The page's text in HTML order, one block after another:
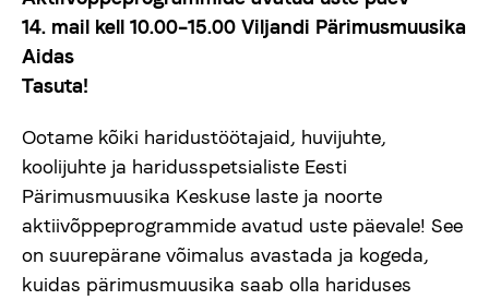
Anneta
Vaegnägijale
Est Eng
14. mail kell 10.00–15.00 Viljandi Pärimusmuusika
Aidas
Tasuta!
Ootame kõiki haridustöötajaid, huvijuhte,
koolijuhte ja haridusspetsialiste Eesti
Pärimusmuusika Keskuse laste ja noorte
aktiivõppeprogrammide avatud uste päevale! See
on suurepärane võimalus avastada ja kogeda,
kuidas pärimusmuusika saab olla hariduses